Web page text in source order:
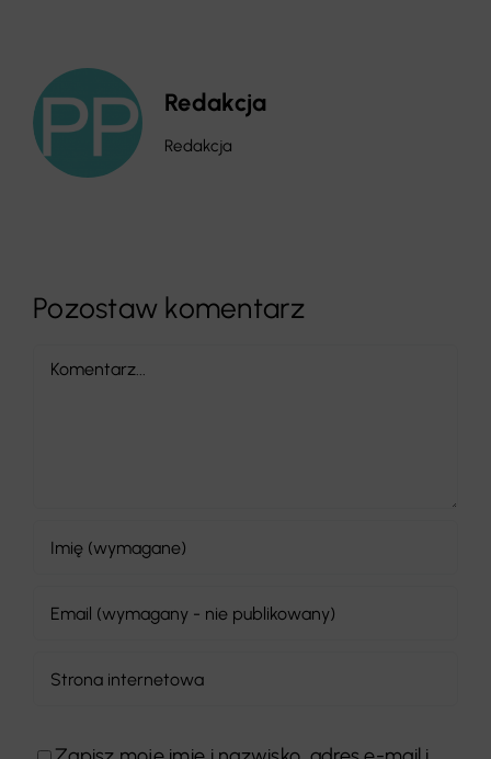
Redakcja
Redakcja
Pozostaw komentarz
Comment